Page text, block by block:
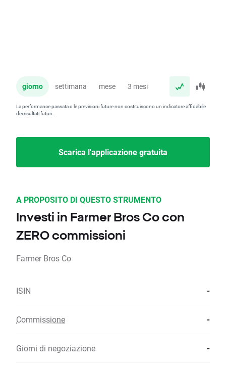
giorno settimana mese 3 mesi anno
La performance passata o le previsioni future non costituiscono un indicatore affidabile
dei risultati futuri.
Scarica l'applicazione gratuita
A PROPOSITO DI QUESTO STRUMENTO
Investi in Farmer Bros Co con
ZERO commissioni
Farmer Bros Co
ISIN -
Commissione -
Giorni di negoziazione -